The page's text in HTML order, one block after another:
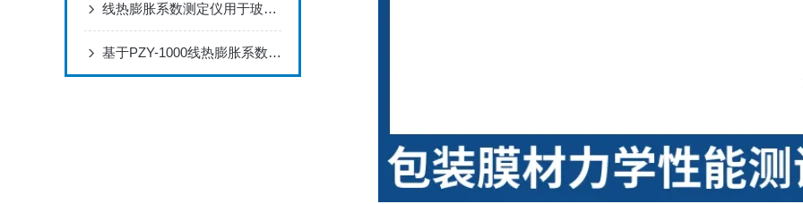
线热膨胀系数测定仪用于玻璃酒瓶耐热冲击性能评估方案
基于PZY-1000线热膨胀系数测定仪的药用玻璃质量控制方案